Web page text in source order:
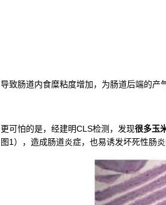
导致肠道内食糜粘度增加，为肠道后端的产
更可怕的是，经建明CLS检测，发现很多玉
图1），造成肠道炎症，也易诱发坏死性肠炎